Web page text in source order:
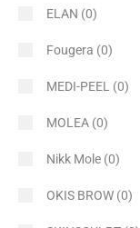
ELAN (0)
Fougera (0)
MEDI-PEEL (0)
MOLEA (0)
Nikk Mole (0)
OKIS BROW (0)